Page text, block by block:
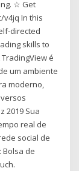
☆ Get
v4jq In this
directed
skills to
é
um ambiente
moderno,
2019 Sua
real de
social de
Bolsa de